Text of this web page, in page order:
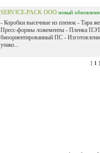
SERVICE-PACK ООО новый
- Коробки высечные из пленок - Тара
Пресс-формы ложементы - Пленка
биоориентированный ПС -
упако...
[ 1